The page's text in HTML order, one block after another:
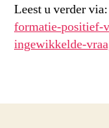
Leest u verder via:
formatie-positief-
ingewikkelde-